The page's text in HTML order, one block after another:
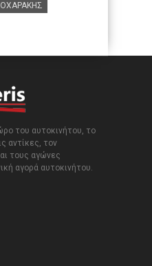
του αυτοκινήτου, το
αντίκες, τον
τους αγώνες
αγορά αυτοκινήτου.